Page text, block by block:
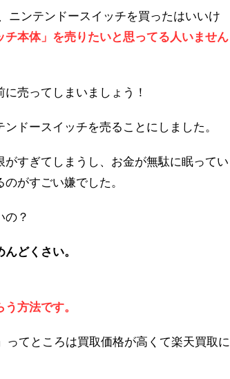
ニンテンドースイッチを買ったはいいけ
チ本体」を売りたいと思ってる人いません
売ってしまいましょう！
ドースイッチを売ることにしました。
すぎてしまうし、お金が無駄に眠ってい
がすごい嫌でした。
の？
どくさい。
方法です。
」ってところは買取価格が高くて楽天買取に